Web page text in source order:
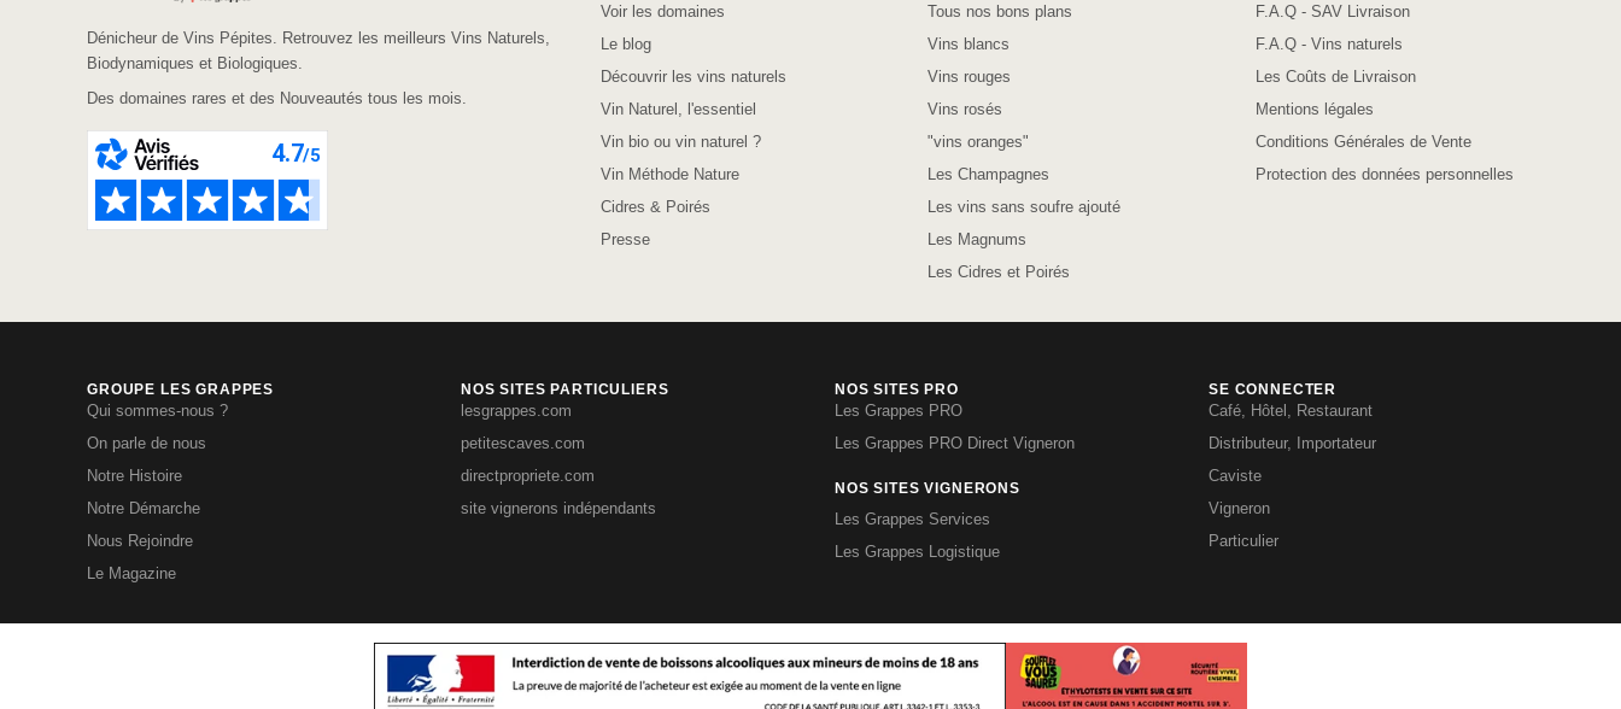
Dénicheur de Vins Pépites. Retrouvez les meilleurs Vins Naturels,
Biodynamiques et Biologiques.
Des domaines rares et des Nouveautés tous les mois.
Voir les domaines
Le blog
Découvrir les vins naturels
Vin Naturel, l'essentiel
Vin bio ou vin naturel ?
Vin Méthode Nature
Cidres & Poirés
Presse
Tous nos bons plans
Vins blancs
Vins rouges
Vins rosés
"vins oranges"
Les Champagnes
Les vins sans soufre ajouté
Les Magnums
Les Cidres et Poirés
F.A.Q - SAV Livraison
F.A.Q - Vins naturels
Les Coûts de Livraison
Mentions légales
Conditions Générales de Vente
Protection des données personnelles
GROUPE LES GRAPPES
Qui sommes-nous ?
On parle de nous
Notre Histoire
Notre Démarche
Nous Rejoindre
Le Magazine
NOS SITES PARTICULIERS
lesgrappes.com
petitescaves.com
directpropriete.com
site vignerons indépendants
NOS SITES PRO
Les Grappes PRO
Les Grappes PRO Direct Vigneron
NOS SITES VIGNERONS
Les Grappes Services
Les Grappes Logistique
SE CONNECTER
Café, Hôtel, Restaurant
Distributeur, Importateur
Caviste
Vigneron
Particulier